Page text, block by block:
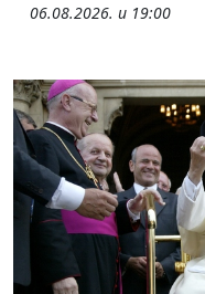
06.08.2026. u 19:00